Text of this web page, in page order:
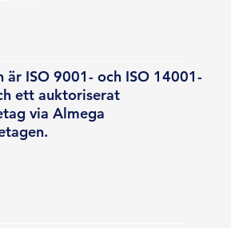
är ISO 9001- och ISO 14001-
ett auktoriserat
via Almega